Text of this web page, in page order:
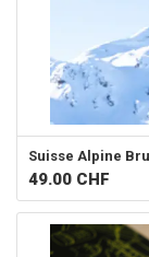
Suisse Alpine
49.00 CHF